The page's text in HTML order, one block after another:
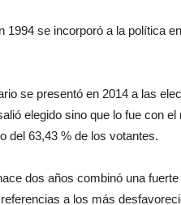
1994 se incorporó a la política
se presentó en 2014 a las
elegido sino que lo fue con
del 63,43 % de los votantes.
dos años combinó una
a los más